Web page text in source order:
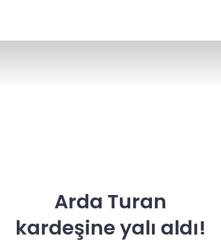
Arda Turan
kardeşine yalı aldı!